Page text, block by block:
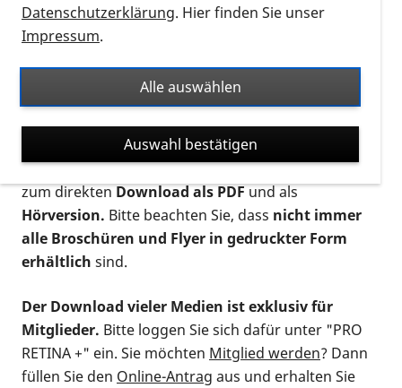
Auf dieser Seite finden Sie sämtliches Infomaterial
Ort. Nutzen Sie den Formatfilter, um ausschließlich
nach Flyern und Broschüren, Audios oder Videos zu
suchen. Die meisten Flyer und Broschüren werden in
verschiedenen Formaten angeboten: zur
postalischen Bestellung als gedruckte Variante
zum direktenDownload als PDFund als
Hörversion. Bitte beachten Sie, dass nicht immer
alle Broschüren und Flyer in gedruckter Form
erhältlich sind.
Der Download vieler Medien ist exklusiv für
Mitglieder. Bitte loggen Sie sich dafür unter "PRO
RETINA +" ein. Sie möchten Mitglied werden? Dann
füllen Sie den Online-Antrag aus und erhalten Sie
Datenschutzerklärung. Hier finden Sie unser
Impressum.
Alle auswählen
Auswahl bestätigen